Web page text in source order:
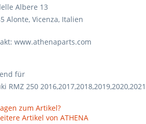
Albere 13
Alonte, Vicenza, Italien
www.athenaparts.com
für
RMZ 250 2016,2017,2018,2019,2020,2021
zum Artikel?
Artikel von ATHENA